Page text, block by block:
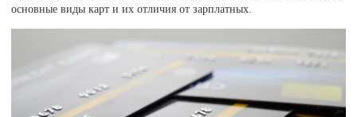
основные виды карт и их отличия от зарплатных.